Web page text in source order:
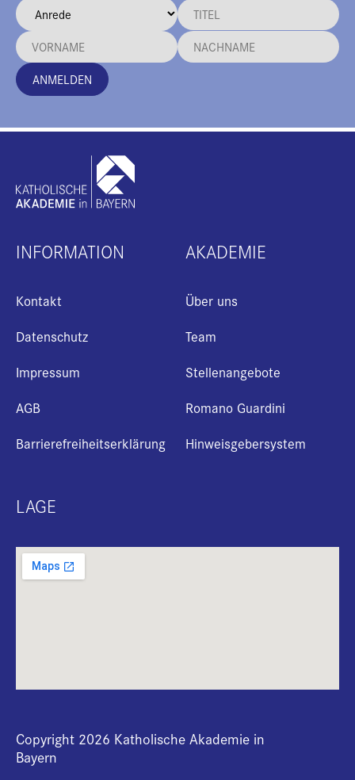
ANMELDEN
INFORMATION
Kontakt
Datenschutz
Impressum
AGB
Barrierefreiheitserklärung
AKADEMIE
Über uns
Team
Stellenangebote
Romano Guardini
Hinweisgebersystem
LAGE
Copyright 2026 Katholische Akademie in
Bayern